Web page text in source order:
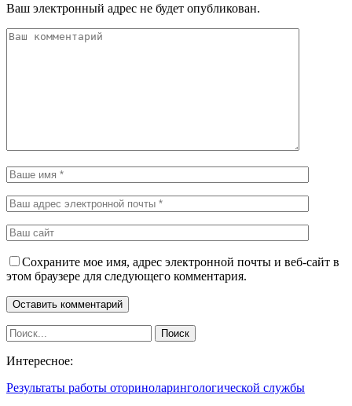
Ваш электронный адрес не будет опубликован.
Сохраните мое имя, адрес электронной почты и веб-сайт в
этом браузере для следующего комментария.
Интересное:
Результаты работы оториноларингологической службы